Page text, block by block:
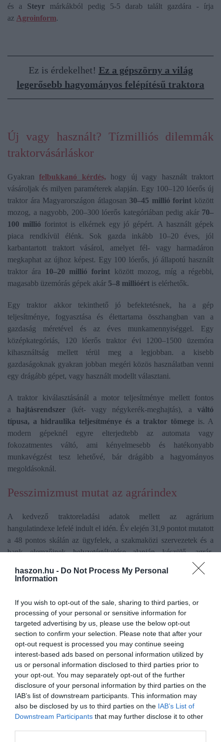
haszon.hu - Do Not Process My Personal
Information
If you wish to opt-out of the sale, sharing to third parties, or
processing of your personal or sensitive information for
targeted advertising by us, please use the below opt-out
section to confirm your selection. Please note that after your
opt-out request is processed you may continue seeing
interest-based ads based on personal information utilized by
us or personal information disclosed to third parties prior to
your opt-out. You may separately opt-out of the further
disclosure of your personal information by third parties on the
IAB’s list of downstream participants. This information may
also be disclosed by us to third parties on the IAB’s List of
Downstream Participants that may further disclose it to other
és a Steyr márkákból pedig 5-5 darab talált gazdára - írja
az Agroinform.
Ez is érdekelhet! Ez a gépszörny a világ
legerősebb hagyományos felépítésű traktora
Új vagy használt? Tízmilliós dilemmák
traktorvásárláskor
Gyakranfelbukkanó kérdés, hogy új vagy használt traktort
vásároljak és milyen paraméterek alapján. Egy 100–120 lóerős új
traktor ára Magyarországon átlagosan 30–45 millió forint között
mozog, a nagyobb, 200–300 lóerős kategóriában pedig akár70–
100 millió forintot is elkérnek egy jó gépért. A használt gépek
piaca rendkívül élénk. Sok gazda inkább 10–20 éves, jól
karbantartott traktort vásárol, amelyet fél- vagy harmadáron
megkaphat az újhoz képest. Egy 100 lóerős, jó állapotú használt
traktor ára 10–20 millió forint között mozog, míg a régebbi,
magasabb üzemórás gépek akár 5–8 millióért is elérhetők.
Egy traktor akkor tekinthető jó befektetésnek, ha a gép
teljesítménye, fogyasztása és élettartama összhangban van a
gazdaság méretével és az éves munkamennyiséggel. Egy
középkategóriás, 120 lóerős traktor évi 1200–1500 üzemóra
kihasználtság mellett térül meg a legjobban. a kisebb
gazdaságoknak gyakran jobban megéri közös használatban venni
egy drágább gépet, vagy használt modellt választani.
A traktor kiválasztásánál a motor teljesítménye mellett fontos
a hajtásrendszer (két- vagy négykerék-meghajtás), aváltó
típusa, a hidraulika teljesítménye és a traktor tömege is. A
modern gépeknél egyre elterjedtebb az automata vagy
fokozatmentes váltó, ami kényelmesebb és hatékonyabb
munkavégzést tesz lehetővé, bár drágább a hagyományos
megoldásoknál.
Pesszimizmust mutat az agrárindex
A kedvező traktoreladási adatok mellett az agrárium
hangulatindexe lefelé indult el idén. Év elején 31,9 pontot mutatott
a 48 pontos skálán az ügyfelek, a szakmaközi szervezetek és a
bank elemzőinek helyzetértékelése alapján készülő, agrár-
élelmiszeripari bizalmi mutató, az MBH AgrárTrend Index értéke,
ami az előző negyedévi adathoz képest 0,4 pontos gyengülést
csökkenéshez.
Olvasd el ezt is!
A traktor, amihez ember sem kell, itt tart a
technológiai forradalom
Mi ez? Ha akarod, traktor, ha akarod, teherautó
Elindult az új Zetor traktor sorozatgyártása